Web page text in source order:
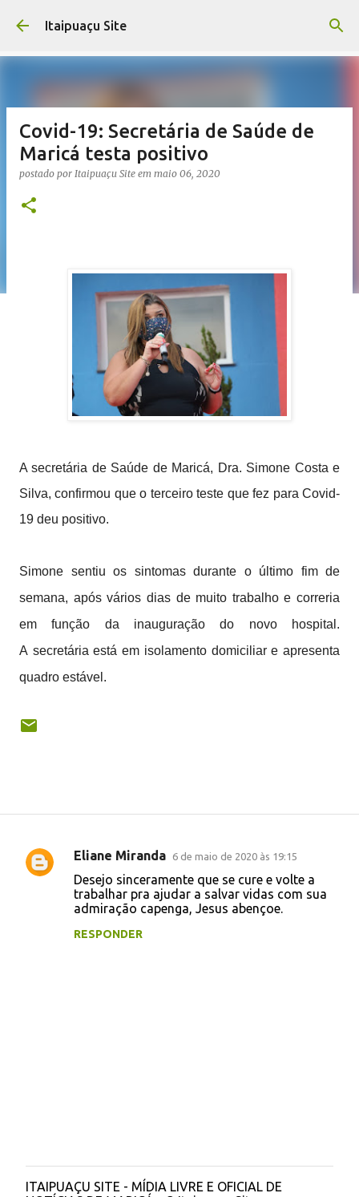
Pular para o conteúdo principal
Itaipuaçu Site
Covid-19: Secretária de Saúde de
Maricá testa positivo
postado por Itaipuaçu Site em maio 06, 2020
A secretária de Saúde de Maricá, Dra. Simone Costa e
Silva, confirmou que o terceiro teste que fez para Covid-
19 deu positivo.
Simone sentiu os sintomas durante o último fim de
semana, após vários dias de muito trabalho e correria
em função da inauguração do novo hospital.
A secretária está em isolamento domiciliar e apresenta
quadro estável.
C
Eliane Miranda 6 de maio de 2020 às 19:15
Desejo sinceramente que se cure e volte a
trabalhar pra ajudar a salvar vidas com sua
admiração capenga, Jesus abençoe.
RESPONDER
P
ITAIPUAÇU SITE - MÍDIA LIVRE E OFICIAL DE